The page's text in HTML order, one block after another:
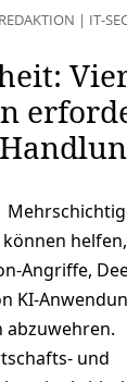
| IT-
Angriffe,
KI-
abzuwehren.
und